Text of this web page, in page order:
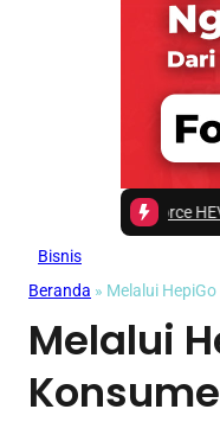
Xforce HEV Tampil
Bisnis
Beranda » Melalui
Melalui